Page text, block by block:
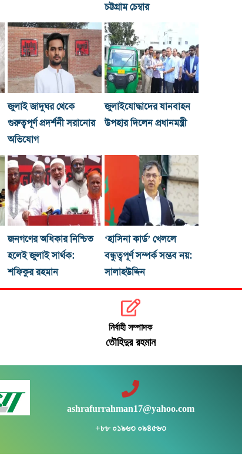
চট্টগ্রাম চেম্বার
জুলাই জাদুঘর থেকে
গুরুত্বপূর্ণ প্রদর্শনী সরানোর
অভিযোগ
জুলাইযোদ্ধাদের যানবাহন
উপহার দিলেন প্রধানমন্ত্রী
জনগণের অধিকার নিশ্চিত
হলেই জুলাই সার্থক:
শফিকুর রহমান
‘হাসিনা কার্ড’ খেললে
বন্ধুত্বপূর্ণ সম্পর্ক সম্ভব নয়:
সালাহউদ্দিন
নির্বাহী সম্পাদক
তৌহিদুর রহমান
ashrafurrahman17@yahoo.com
+৮৮ ০১৯৬৩ ০৯৪৫৬৩